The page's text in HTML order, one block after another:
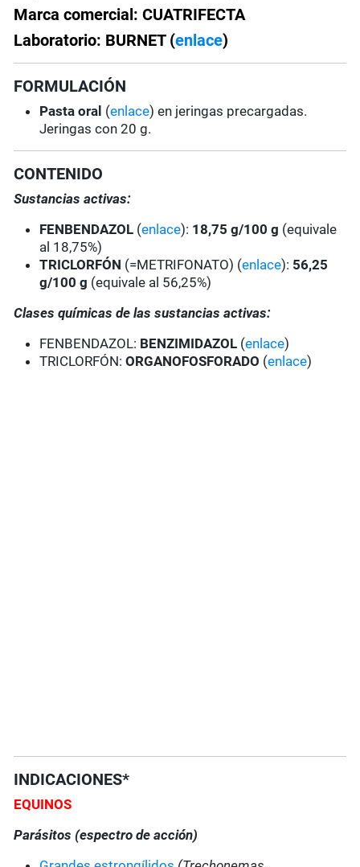
Marca comercial: CUATRIFECTA
Laboratorio: BURNET (enlace)
FORMULACIÓN
Pasta oral (enlace) en jeringas precargadas.
Jeringas con 20 g.
CONTENIDO
Sustancias activas:
FENBENDAZOL (enlace): 18,75 g/100 g (equivale
al 18,75%)
TRICLORFÓN (=METRIFONATO) (enlace): 56,25
g/100 g (equivale al 56,25%)
Clases químicas de las sustancias activas:
FENBENDAZOL: BENZIMIDAZOL (enlace)
TRICLORFÓN:ORGANOFOSFORADO (enlace)
INDICACIONES*
EQUINOS
Parásitos (espectro de acción)